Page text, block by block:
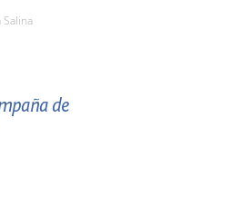
Salina
de